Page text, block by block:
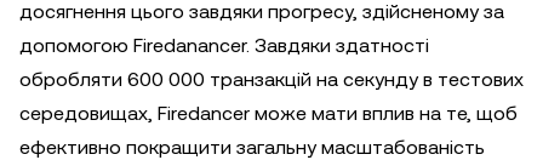
досягнення цього завдяки прогресу, здійсненому за
допомогою Firedanancer. Завдяки здатності
обробляти 600 000 транзакцій на секунду в тестових
середовищах, Firedancer може мати вплив на те, щоб
ефективно покращити загальну масштабованість